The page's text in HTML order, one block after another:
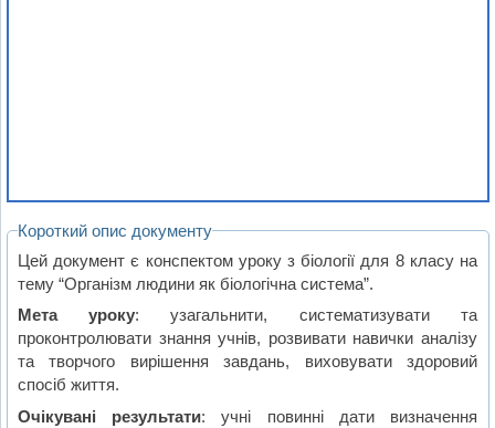
Короткий опис документу
Цей документ є конспектом уроку з біології для 8 класу на
тему “Організм людини як біологічна система”.
Мета уроку: узагальнити, систематизувати та
проконтролювати знання учнів, розвивати навички аналізу
та творчого вирішення завдань, виховувати здоровий
спосіб життя.
Очікувані результати: учні повинні дати визначення